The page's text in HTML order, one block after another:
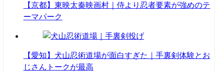
【京都】東映太秦映画村｜侍より忍者要素が強めのテ
ーマパーク
【愛知】犬山忍術道場が面白すぎた｜手裏剣体験とお
じさんトークが最高